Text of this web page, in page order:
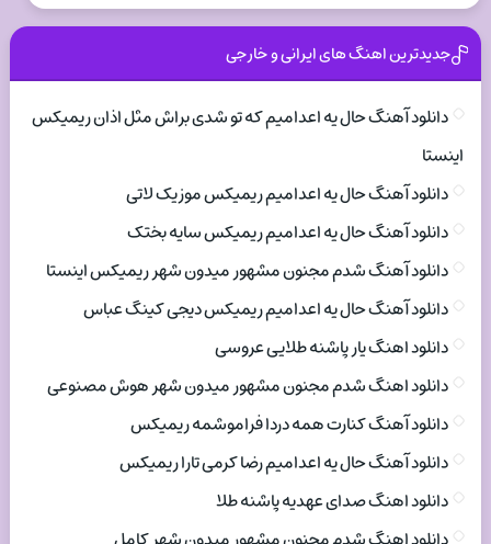
جدیدترین اهنگ های ایرانی و خارجی
دانلود آهنگ حال یه اعدامیم که تو شدی براش مثل اذان ریمیکس
اینستا
دانلود آهنگ حال یه اعدامیم ریمیکس موزیک لاتی
دانلود آهنگ حال یه اعدامیم ریمیکس سایه بختک
دانلود آهنگ شدم مجنون مشهور میدون شهر ریمیکس اینستا
دانلود آهنگ حال یه اعدامیم ریمیکس دیجی کینگ عباس
دانلود اهنگ یار پاشنه طلایی عروسی
دانلود اهنگ شدم مجنون مشهور میدون شهر هوش مصنوعی
دانلود آهنگ کنارت همه دردا فراموشمه ریمیکس
دانلود آهنگ حال یه اعدامیم رضا کرمی تارا ریمیکس
دانلود اهنگ صدای عهدیه پاشنه طلا